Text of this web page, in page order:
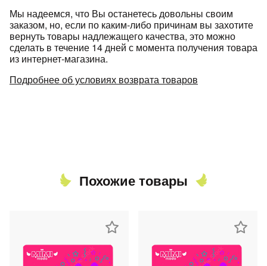
Мы надеемся, что Вы останетесь довольны своим
заказом, но, если по каким-либо причинам вы захотите
вернуть товары надлежащего качества, это можно
сделать в течение 14 дней с момента получения товара
из интернет-магазина.
Подробнее об условиях возврата товаров
Похожие товары